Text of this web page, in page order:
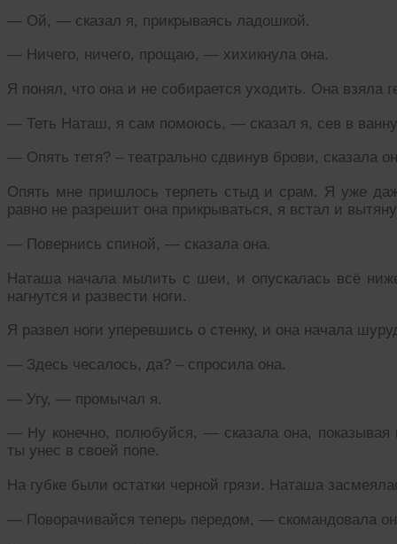
— Ой, — сказал я, прикрываясь ладошкой.
— Ничего, ничего, прощаю, — хихикнула она.
Я понял, что она и не собирается уходить. Она взяла
— Теть Наташ, я сам помоюсь, — сказал я, сев в
— Опять тетя? – театрально сдвинув брови, сказала
Опять мне пришлось терпеть стыд и срам. Я уже
равно не разрешит она прикрываться, я встал и
— Повернись спиной, — сказала она.
Наташа начала мылить с шеи, и опускалась всё
нагнутся и развести ноги.
Я развел ноги уперевшись о стенку, и она начала
— Здесь чесалось, да? – спросила она.
— Угу, — промычал я.
— Ну конечно, полюбуйся, — сказала она, показывая
ты унес в своей попе.
На губке были остатки черной грязи. Наташа
— Поворачивайся теперь передом, — скомандовала